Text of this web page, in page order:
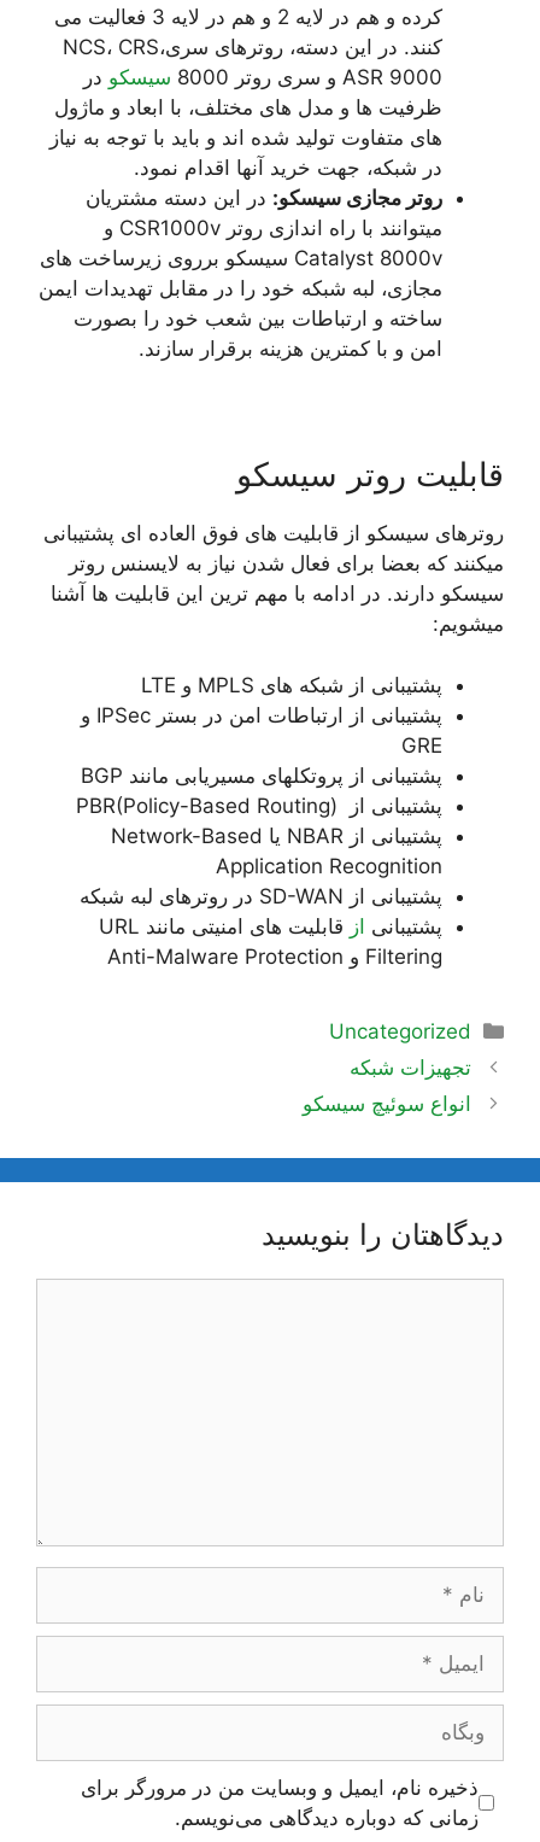
کرده و هم در لایه 2 و هم در لایه 3 فعالیت می
کنند. در این دسته، روترهای سریNCS، CRS،
ASR 9000 و سری روتر 8000
سیسکو در
ظرفیت ها و مدل های مختلف، با ابعاد و ماژول
های متفاوت تولید شده اند و باید با توجه به نیاز
در شبکه، جهت خرید آنها اقدام نمود.
روتر مجازی سیسکو: در این دسته مشتریان
میتوانند با راه اندازی روتر CSR1000v و
Catalyst 8000v سیسکو برروی زیرساخت های
مجازی، لبه شبکه خود را در مقابل تهدیدات ایمن
ساخته و ارتباطات بین شعب خود را بصورت
امن و با کمترین هزینه برقرار سازند.
قابلیت روتر سیسکو
روترهای سیسکو از قابلیت های فوق العاده ای پشتیبانی
میکنند که بعضا برای فعال شدن نیاز به لایسنس روتر
سیسکو دارند. در ادامه با مهم ترین این قابلیت ها آشنا
میشویم:
پشتیبانی از شبکه های MPLS و LTE
پشتیبانی از ارتباطات امن در بستر IPSec و
GRE
پشتیبانی از پروتکلهای مسیریابی مانند BGP
پشتیبانی از PBR(Policy-Based Routing)
پشتیبانی از NBAR یا Network-Based
Application Recognition
پشتیبانی از SD-WAN در روترهای لبه شبکه
پشتیبانی از
قابلیت های امنیتی مانند URL
Filtering و Anti-Malware Protection
دسته‌ها
Uncategorized
ناوبری
نوشته‌ها
تجهیزات شبکه
انواع سوئیچ سیسکو
دیدگاهتان را بنویسید
وبگاه
ذخیره نام، ایمیل و وبسایت من در مرورگر برای
زمانی که دوباره دیدگاهی می‌نویسم.